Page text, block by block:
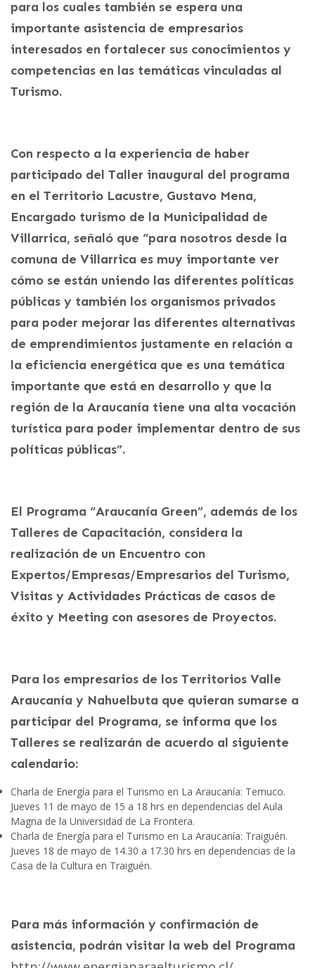
para los cuales también se espera una
importante asistencia de empresarios
interesados en fortalecer sus conocimientos y
competencias en las temáticas vinculadas al
Turismo.
Con respecto a la experiencia de haber
participado del Taller inaugural del programa
en el Territorio Lacustre, Gustavo Mena,
Encargado turismo de la Municipalidad de
Villarrica, señaló que “para nosotros desde la
comuna de Villarrica es muy importante ver
cómo se están uniendo las diferentes políticas
públicas y también los organismos privados
para poder mejorar las diferentes alternativas
de emprendimientos justamente en relación a
la eficiencia energética que es una temática
importante que está en desarrollo y que la
región de la Araucanía tiene una alta vocación
turística para poder implementar dentro de sus
políticas públicas”.
El Programa “Araucanía Green”, además de los
Talleres de Capacitación, considera la
realización de un Encuentro con
Expertos/Empresas/Empresarios del Turismo,
Visitas y Actividades Prácticas de casos de
éxito y Meeting con asesores de Proyectos.
Para los empresarios de los Territorios Valle
Araucanía y Nahuelbuta que quieran sumarse a
participar del Programa, se informa que los
Talleres se realizarán de acuerdo al siguiente
calendario:
Charla de Energía para el Turismo en La Araucanía: Temuco.
Jueves 11 de mayo de 15 a 18 hrs en dependencias del Aula
Magna de la Universidad de La Frontera.
Charla de Energía para el Turismo en La Araucanía: Traiguén.
Jueves 18 de mayo de 14.30 a 17.30 hrs en dependencias de la
Casa de la Cultura en Traiguén.
Para más información y confirmación de
asistencia, podrán visitar la web del Programa